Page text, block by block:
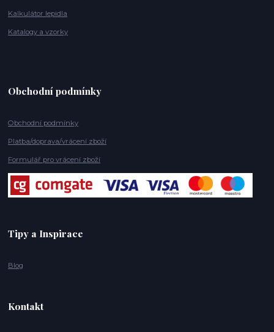
Kalkulátor lepidla
Katalogy a vzorky
Obchodní podmínky
Obchodní podmínky
Platba/doprava/vrácení zboží
Formulář pro vrácení zboží
Tipy a Inspirace
Blog
Kontakt